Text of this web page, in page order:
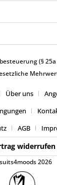
(§ 25a
Über uns
AGB
widerrufen
2026